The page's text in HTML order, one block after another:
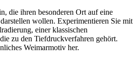
die ihren besonderen Ort auf eine
wollen. Experimentieren Sie mit
einer klassischen
zu den Tiefdruckverfahren gehört.
Weimarmotiv her.